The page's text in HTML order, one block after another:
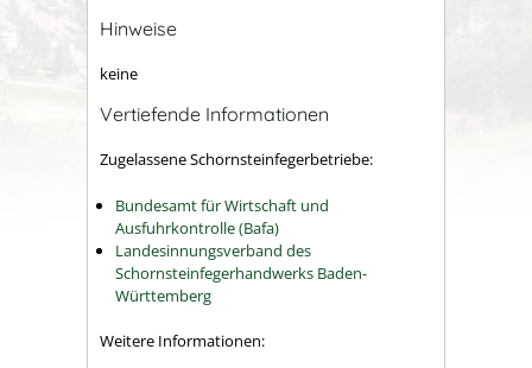
Hinweise
keine
Vertiefende Informationen
Zugelassene Schornsteinfegerbetriebe:
Bundesamt für Wirtschaft und
Ausfuhrkontrolle (Bafa)
Landesinnungsverband des
Schornsteinfegerhandwerks Baden-
Württemberg
Weitere Informationen: